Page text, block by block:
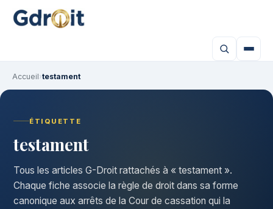
Accueil›testament
ÉTIQUETTE
testament
Tous les articles G-Droit rattachés à « testament ».
Chaque fiche associe la règle de droit dans sa forme
canonique aux arrêts de la Cour de cassation qui la